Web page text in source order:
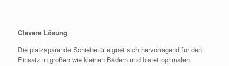
Clevere Lösung
Die platzsparende Schiebetür eignet sich hervorragend für den
Einsatz in großen wie kleinen Bädern und bietet optimalen